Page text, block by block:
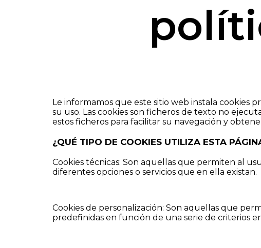
Le informamos que este sitio web instala cookies
su uso. Las cookies son ficheros de texto no
estos ficheros para facilitar su navegación y
¿QUÉ TIPO DE COOKIES UTILIZA ESTA
Cookies técnicas: Son aquellas que permiten al
diferentes opciones o servicios que en ella existan.
Cookies de personalización: Son aquellas que
predefinidas en función de una serie de criterios